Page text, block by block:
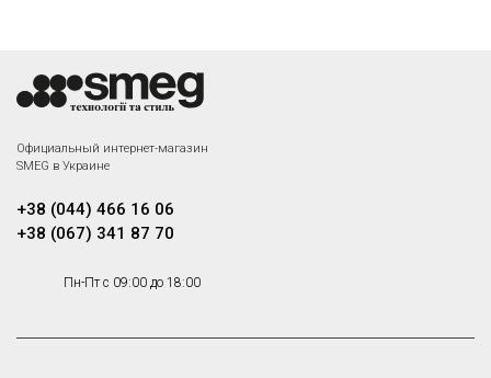
Официальный интернет-магазин
SMEG в Украине
+38 (044) 466 16 06
+38 (067) 341 87 70
Пн-Пт с 09:00 до 18:00